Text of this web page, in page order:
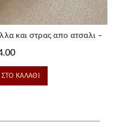
και στρας απο ατσαλι –
ΚΑΛΆΘΙ